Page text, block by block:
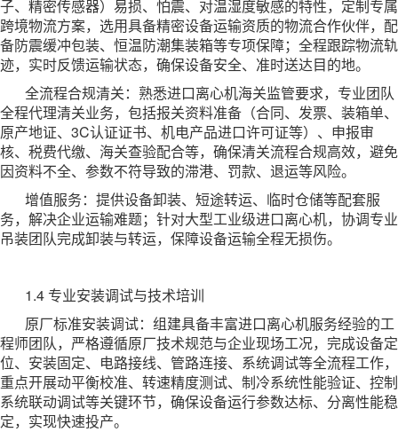
子、精密传感器）易损、怕震、对温湿度敏感的特性，定制专属
跨境物流方案，选用具备精密设备运输资质的物流合作伙伴，配
备防震缓冲包装、恒温防潮集装箱等专项保障；全程跟踪物流轨
迹，实时反馈运输状态，确保设备安全、准时送达目的地。
全流程合规清关：熟悉进口离心机海关监管要求，专业团队
全程代理清关业务，包括报关资料准备（合同、发票、装箱单、
原产地证、3C认证证书、机电产品进口许可证等）、申报审
核、税费代缴、海关查验配合等，确保清关流程合规高效，避免
因资料不全、参数不符导致的滞港、罚款、退运等风险。
增值服务：提供设备卸装、短途转运、临时仓储等配套服
务，解决企业运输难题；针对大型工业级进口离心机，协调专业
吊装团队完成卸装与转运，保障设备运输全程无损伤。
1.4 专业安装调试与技术培训
原厂标准安装调试：组建具备丰富进口离心机服务经验的工
程师团队，严格遵循原厂技术规范与企业现场工况，完成设备定
位、安装固定、电路接线、管路连接、系统调试等全流程工作，
重点开展动平衡校准、转速精度测试、制冷系统性能验证、控制
系统联动调试等关键环节，确保设备运行参数达标、分离性能稳
定，实现快速投产。